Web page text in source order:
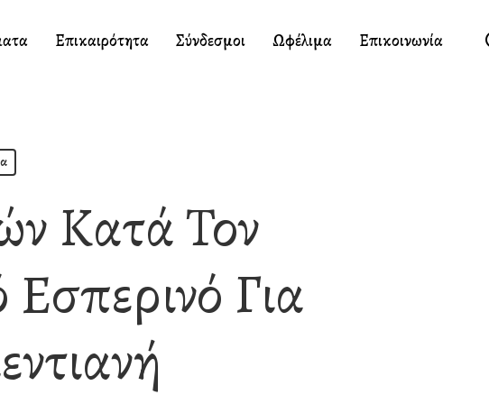
Επικαιρότητα Σύνδεσμοι Ωφέλιμα Επικοινωνία
Κατά Τον
Για